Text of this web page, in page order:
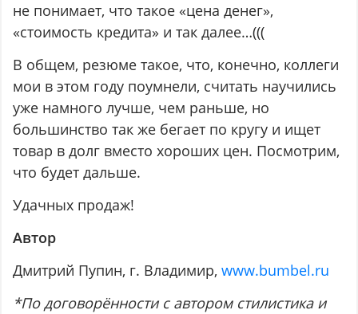
не понимает, что такое «цена денег»,
«стоимость кредита» и так далее…(((
В общем, резюме такое, что, конечно, коллеги
мои в этом году поумнели, считать научились
уже намного лучше, чем раньше, но
большинство так же бегает по кругу и ищет
товар в долг вместо хороших цен. Посмотрим,
что будет дальше.
Удачных продаж!
Автор
Дмитрий Пупин, г. Владимир,www.bumbel.ru
*По договорённости с автором стилистика и